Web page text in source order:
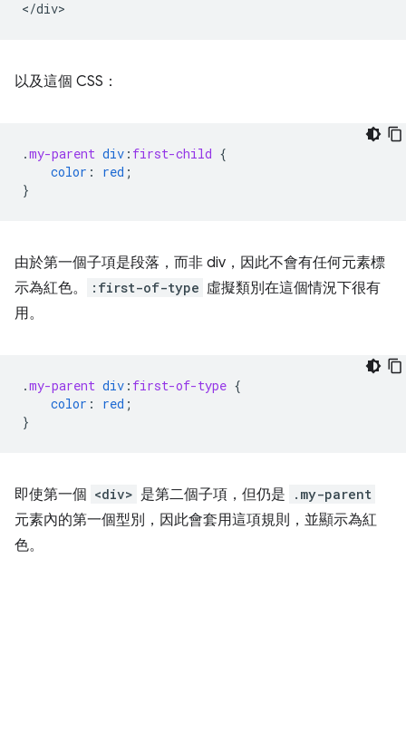
以及這個 CSS：
.my-parent div : first-child {
color : red ;
}
由於第一個子項是段落，而非 div，因此不會有任何元素標
示為紅色。
:first-of-type 虛擬類別在這個情況下很有
用。
.my-parent div : first-of-type {
color : red ;
}
即使第一個 <div> 是第二個子項，但仍是 .my-parent
元素內的第一個型別，因此會套用這項規則，並顯示為紅
色。